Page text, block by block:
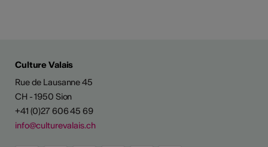
Culture Valais
Rue de Lausanne 45
CH - 1950 Sion
+41 (0)27 606 45 69
info@culturevalais.ch